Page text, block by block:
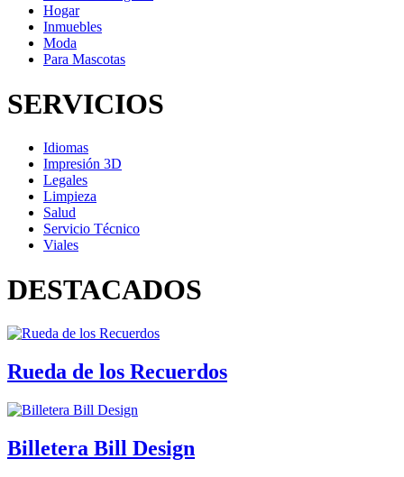
Hogar
Inmuebles
Moda
Para Mascotas
SERVICIOS
Idiomas
Impresión 3D
Legales
Limpieza
Salud
Servicio Técnico
Viales
DESTACADOS
Rueda de los Recuerdos
Billetera Bill Design